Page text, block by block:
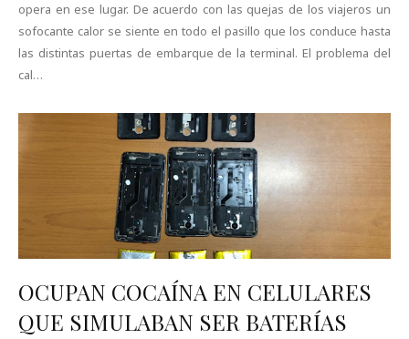
opera en ese lugar. De acuerdo con las quejas de los viajeros un
sofocante calor se siente en todo el pasillo que los conduce hasta
las distintas puertas de embarque de la terminal. El problema del
cal…
OCUPAN COCAÍNA EN CELULARES
QUE SIMULABAN SER BATERÍAS